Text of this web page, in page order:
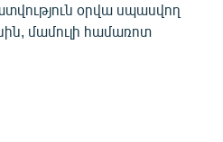
օրվա սպասվող
մամուլի համառոտ